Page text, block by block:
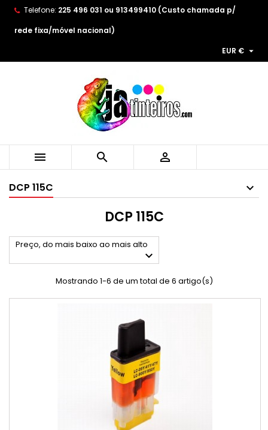
Telefone: 225 496 031 ou 913499410 (Custo chamada p/
rede fixa/móvel nacional)
EUR € 
  
DCP 115C
DCP 115C
Preço, do mais baixo ao mais alto

Mostrando 1-6 de um total de 6 artigo(s)
As minhas listas de desejos ×
((modalTitle)) ×
((cancelText)) ((modalDeleteText))
((title)) ×
((label))
((cancelText)) ((createText))
Entrar ×
You need to be logged in to save products in your
wishlist.
((cancelText))